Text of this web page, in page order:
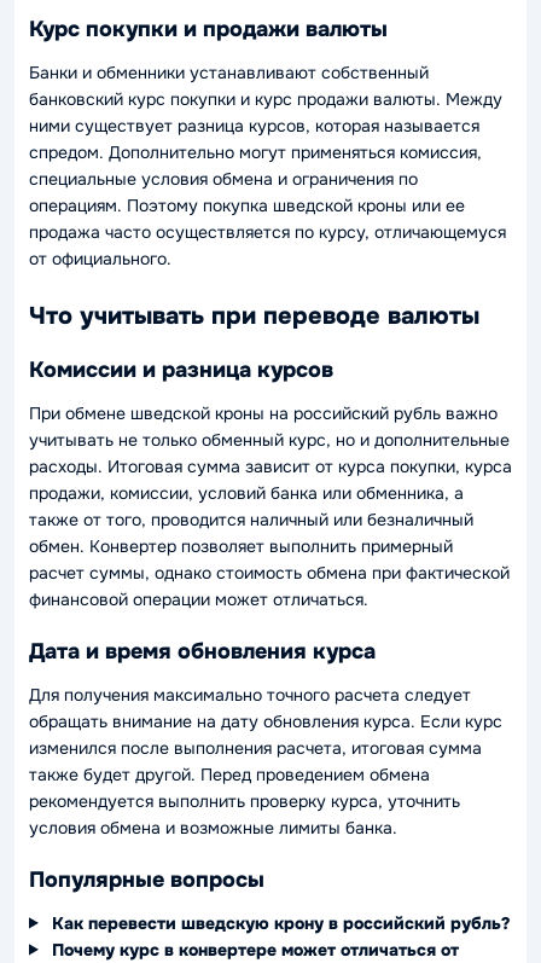
Курс покупки и продажи валюты
Банки и обменники устанавливают собственный
банковский курс покупки и курс продажи валюты. Между
ними существует разница курсов, которая называется
спредом. Дополнительно могут применяться комиссия,
специальные условия обмена и ограничения по
операциям. Поэтому покупка шведской кроны или ее
продажа часто осуществляется по курсу, отличающемуся
от официального.
Что учитывать при переводе валюты
Комиссии и разница курсов
При обмене шведской кроны на российский рубль важно
учитывать не только обменный курс, но и дополнительные
расходы. Итоговая сумма зависит от курса покупки, курса
продажи, комиссии, условий банка или обменника, а
также от того, проводится наличный или безналичный
обмен. Конвертер позволяет выполнить примерный
расчет суммы, однако стоимость обмена при фактической
финансовой операции может отличаться.
Дата и время обновления курса
Для получения максимально точного расчета следует
обращать внимание на дату обновления курса. Если курс
изменился после выполнения расчета, итоговая сумма
также будет другой. Перед проведением обмена
рекомендуется выполнить проверку курса, уточнить
условия обмена и возможные лимиты банка.
Популярные вопросы
Как перевести шведскую крону в российский рубль?
Почему курс в конвертере может отличаться от